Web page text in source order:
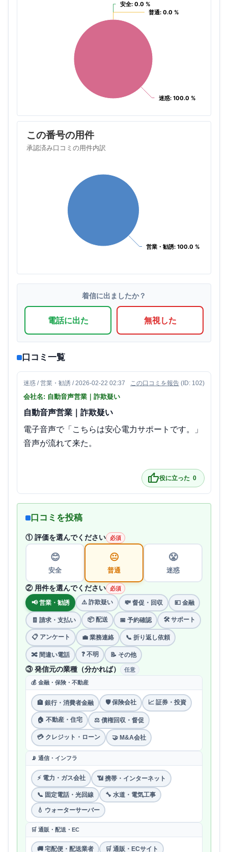
安全: 0.0 %
安全: 0.0 %
普通: 0.0 %
普通: 0.0 %
迷惑: 100.0 %
迷惑: 100.0 %
この番号の用件
承認済み口コミの用件内訳
営業・勧誘: 100.0 %
営業・勧誘: 100.0 %
着信に出ましたか？
電話に出た 無視した
口コミ一覧
迷惑 / 営業・勧誘 / 2026-02-22 02:37 この口コミを報告 (ID: 102)
会社名: 自動音声営業｜詐欺疑い
自動音声営業｜詐欺疑い
電子音声で「こちらは安心電力サポートです。」
音声が流れて来た。
thumb_up役に立った 0
口コミを投稿
① 評価を選んでください 必須
😊
安全
😐
普通
😤
迷惑
② 用件を選んでください 必須
📢 営業・勧誘 ⚠️ 詐欺疑い 💸 督促・回収 💴 金融
🧾 請求・支払い 📦 配送 📅 予約確認 🛠 サポート
📋 アンケート 💼 業務連絡 📞 折り返し依頼
🔀 間違い電話 ❓ 不明 📝 その他
③ 発信元の業種（分かれば） 任意
💰 金融・保険・不動産
🏦 銀行・消費者金融 🛡 保険会社 📈 証券・投資
🏠 不動産・住宅 ⚖️ 債権回収・督促
💳 クレジット・ローン 🤝 M&A会社
📡 通信・インフラ
⚡ 電力・ガス会社 📶 携帯・インターネット
📞 固定電話・光回線 🔧 水道・電気工事
💧 ウォーターサーバー
🛒 通販・配送・EC
🚚 宅配便・配送業者 🛒 通販・ECサイト